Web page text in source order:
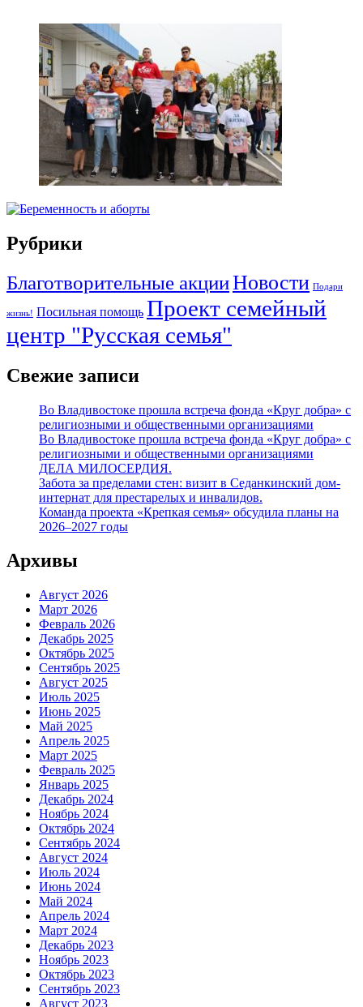
Рубрики
Благотворительные акцииНовости Подари
жизнь! Посильная помощь Проект семейный
центр "Русская семья"
Свежие записи
Во Владивостоке прошла встреча фонда «Круг добра» с
религиозными и общественными организациями
Во Владивостоке прошла встреча фонда «Круг добра» с
религиозными и общественными организациями
ДЕЛА МИЛОСЕРДИЯ.
Забота за пределами стен: визит в Седанкинский дом-
интернат для престарелых и инвалидов.
Команда проекта «Крепкая семья» обсудила планы на
2026–2027 годы
Архивы
Август 2026
Март 2026
Февраль 2026
Декабрь 2025
Октябрь 2025
Сентябрь 2025
Август 2025
Июль 2025
Июнь 2025
Май 2025
Апрель 2025
Март 2025
Февраль 2025
Январь 2025
Декабрь 2024
Ноябрь 2024
Октябрь 2024
Сентябрь 2024
Август 2024
Июль 2024
Июнь 2024
Май 2024
Апрель 2024
Март 2024
Декабрь 2023
Ноябрь 2023
Октябрь 2023
Сентябрь 2023
Август 2023